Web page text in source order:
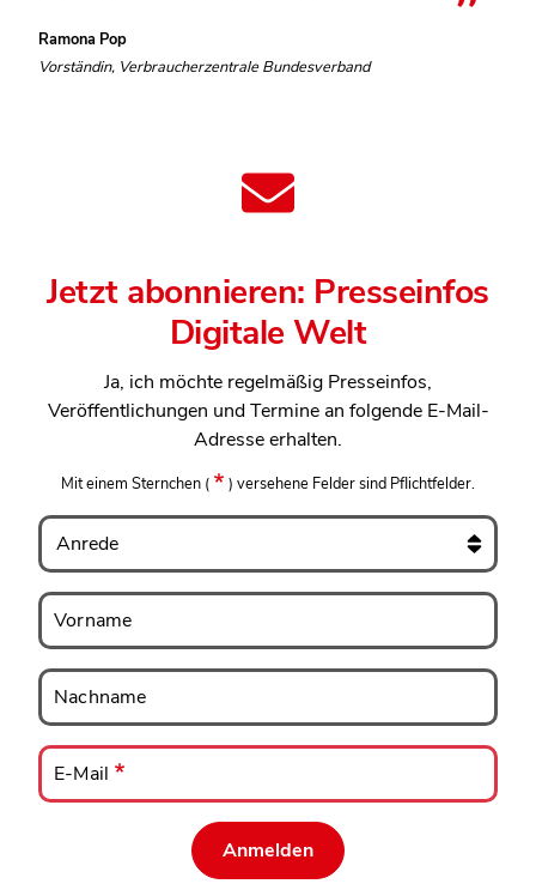
Ramona Pop
Vorständin, Verbraucherzentrale Bundesverband
Jetzt abonnieren: Presseinfos
Digitale Welt
Ja, ich möchte regelmäßig Presseinfos,
Veröffentlichungen und Termine an folgende E-Mail-
Adresse erhalten.
Mit einem Sternchen ( ) versehene Felder sind Pflichtfelder.
Anrede
Vorname
Vorname
Nachname
Nachname
E-
Mail
E-Mail